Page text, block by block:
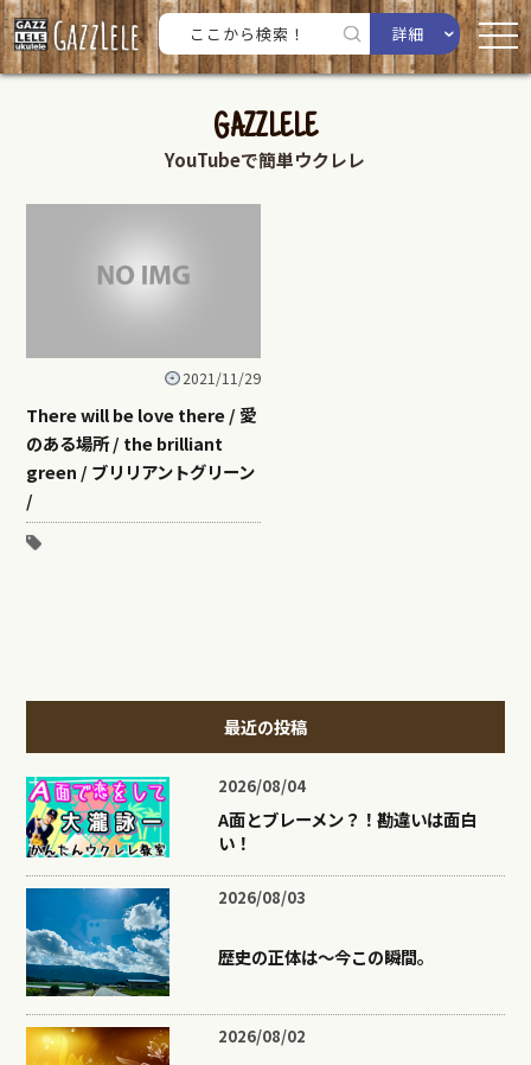
詳細
GAZZLELE
YouTubeで簡単ウクレレ
2021/11/29
There will be love there / 愛
のある場所 / the brilliant
green / ブリリアントグリーン
/
最近の投稿
2026/08/04
A面とブレーメン？！勘違いは面白
い！
2026/08/03
歴史の正体は〜今この瞬間。
2026/08/02